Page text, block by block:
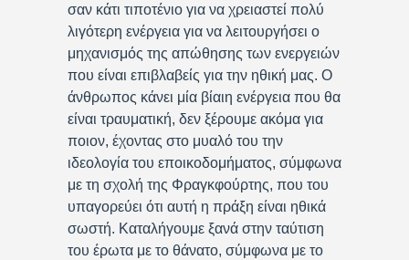
σαν κάτι τιποτένιο για να χρειαστεί πολύ
λιγότερη ενέργεια για να λειτουργήσει ο
μηχανισμός της απώθησης των ενεργειών
που είναι επιβλαβείς για την ηθική μας. Ο
άνθρωπος κάνει μία βίαιη ενέργεια που θα
είναι τραυματική, δεν ξέρουμε ακόμα για
ποιον, έχοντας στο μυαλό του την
ιδεολογία του εποικοδομήματος, σύμφωνα
με τη σχολή της Φραγκφούρτης, που του
υπαγορεύει ότι αυτή η πράξη είναι ηθικά
σωστή. Καταλήγουμε ξανά στην ταύτιση
του έρωτα με το θάνατο, σύμφωνα με το